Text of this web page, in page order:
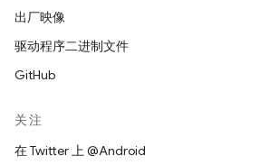
出厂映像
驱动程序二进制文件
GitHub
关注
在 Twitter 上 @Android